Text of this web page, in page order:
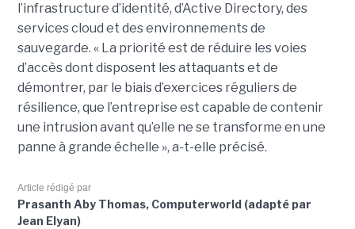
l’infrastructure d’identité, d’Active Directory, des
services cloud et des environnements de
sauvegarde. « La priorité est de réduire les voies
d’accès dont disposent les attaquants et de
démontrer, par le biais d’exercices réguliers de
résilience, que l’entreprise est capable de contenir
une intrusion avant qu’elle ne se transforme en une
panne à grande échelle », a-t-elle précisé.
Article rédigé par
Prasanth Aby Thomas, Computerworld (adapté par
Jean Elyan)